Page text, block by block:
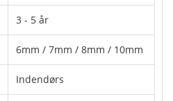
3 - 5 år
6mm / 7mm / 8mm / 10mm
Indendørs